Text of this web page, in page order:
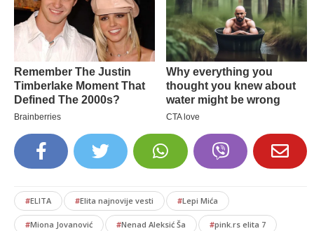
#ELITA #Elita najnovije vesti #Lepi Mića
#Miona Jovanović #Nenad Aleksić Ša #pink.rs elita 7